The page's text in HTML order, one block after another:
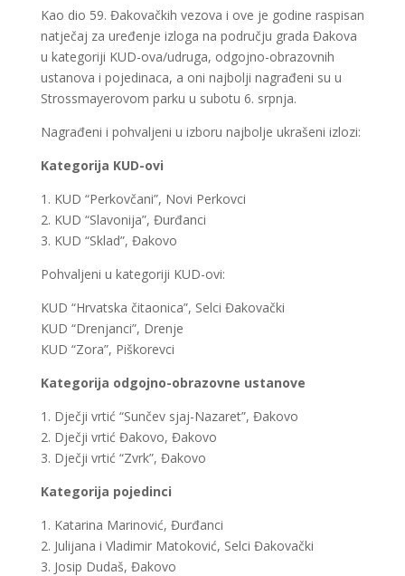
Kao dio 59. Đakovačkih vezova i ove je godine raspisan
natječaj za uređenje izloga na području grada Đakova
u kategoriji KUD-ova/udruga, odgojno-obrazovnih
ustanova i pojedinaca, a oni najbolji nagrađeni su u
Strossmayerovom parku u subotu 6. srpnja.
Nagrađeni i pohvaljeni u izboru najbolje ukrašeni izlozi:
Kategorija KUD-ovi
1. KUD “Perkovčani”, Novi Perkovci
2. KUD “Slavonija”, Đurđanci
3. KUD “Sklad”, Đakovo
Pohvaljeni u kategoriji KUD-ovi:
KUD “Hrvatska čitaonica”, Selci Đakovački
KUD “Drenjanci”, Drenje
KUD “Zora”, Piškorevci
Kategorija odgojno-obrazovne ustanove
1. Dječji vrtić “Sunčev sjaj-Nazaret”, Đakovo
2. Dječji vrtić Đakovo, Đakovo
3. Dječji vrtić “Zvrk”, Đakovo
Kategorija pojedinci
1. Katarina Marinović, Đurđanci
2. Julijana i Vladimir Matoković, Selci Đakovački
3. Josip Dudaš, Đakovo